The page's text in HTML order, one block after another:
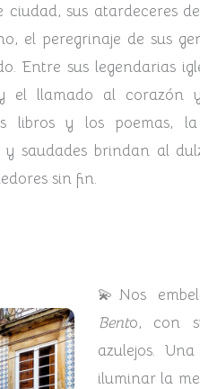
ciudad, sus atardeceres
el peregrinaje de sus
Entre sus legendarias
el llamado al corazón
libros y los poemas,
saudades brindan al
sin fin.
💫Nos
Bento, con
azulejos.
iluminar la